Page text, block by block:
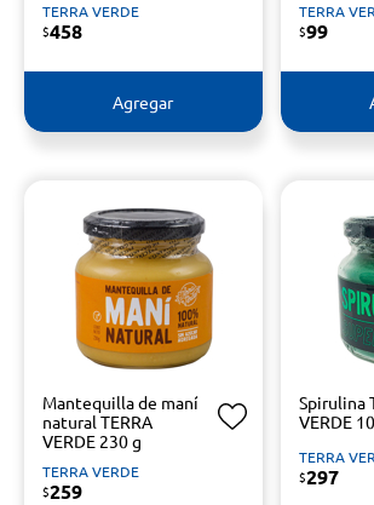
TERRA VERDE
$458
Agregar
TERRA
$99
Mantequilla de maní
natural TERRA
VERDE 230 g
TERRA VERDE
$259
Spirulina
VERDE
TERRA
$297